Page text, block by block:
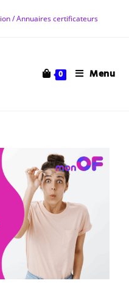
/ Annuaires certificateurs
0 Menu